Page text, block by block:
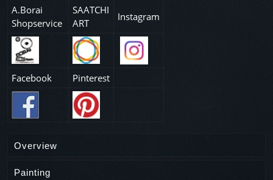
A.Borai
Shopservice
SAATCHI
ART
Instagram
Facebook Pinterest
Overview
Painting